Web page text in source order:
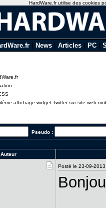
News Articles PC
affichage widget Twitter sur site web
Pseudo :
Auteur
Posté le 23-09-
HardWare.fr utilise des cookies